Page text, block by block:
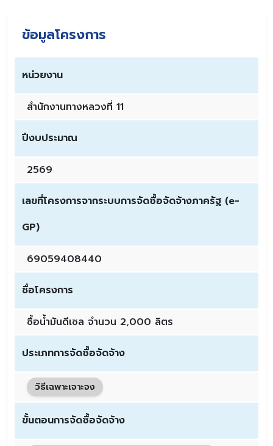
ข้อมูลโครงการ
หน่วยงาน
สำนักงานทางหลวงที่ 11
ปีงบประมาณ
2569
เลขที่โครงการจากระบบการจัดซื้อจัดจ้างภาครัฐ (e-
GP)
69059408440
ชื่อโครงการ
ซื้อน้ำมันดีเซล จำนวน 2,000 ลิตร
ประเภทการจัดซื้อจัดจ้าง
วิธีเฉพาะเจาะจง
ขั้นตอนการจัดซื้อจัดจ้าง